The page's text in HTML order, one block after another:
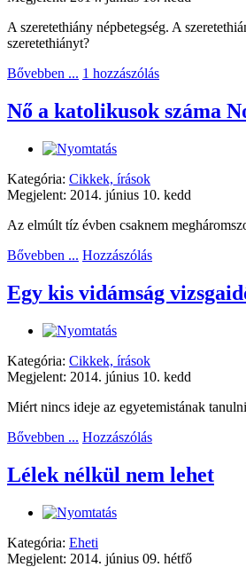
A szeretethiány népbetegség. A
szeretethiányt?
Bővebben ... 1 hozzászólás
Nő a katolikusok száma
Kategória: Cikkek, írások
Megjelent: 2014. június 10. kedd
Az elmúlt tíz évben csaknem
Bővebben ... Hozzászólás
Egy kis vidámság
Kategória: Cikkek, írások
Megjelent: 2014. június 10. kedd
Miért nincs ideje az egyetemistának
Bővebben ... Hozzászólás
Lélek nélkül nem lehet
Kategória: Eheti
Megjelent: 2014. június 09. hétfő